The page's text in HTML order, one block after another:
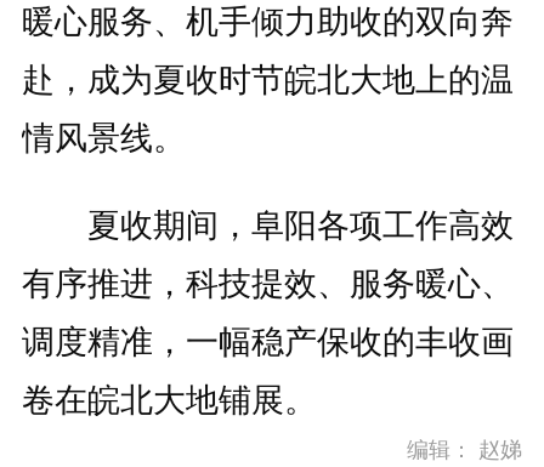
暖心服务、机手倾力助收的双向奔
赴，成为夏收时节皖北大地上的温
情风景线。
夏收期间，阜阳各项工作高效
有序推进，科技提效、服务暖心、
调度精准，一幅稳产保收的丰收画
卷在皖北大地铺展。
编辑： 赵娣